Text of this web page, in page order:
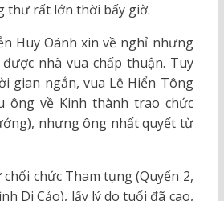
thư rất lớn thời bấy giờ.
Huy Oánh xin về nghỉ nhưng
nhà vua chấp thuận. Tuy
gian ngắn, vua Lê Hiển Tông
ông về Kinh thành trao chức
nhưng ông nhất quyết từ
chức Tham tụng (Quyển 2,
Di Cảo), lấy lý do tuổi đã cao,